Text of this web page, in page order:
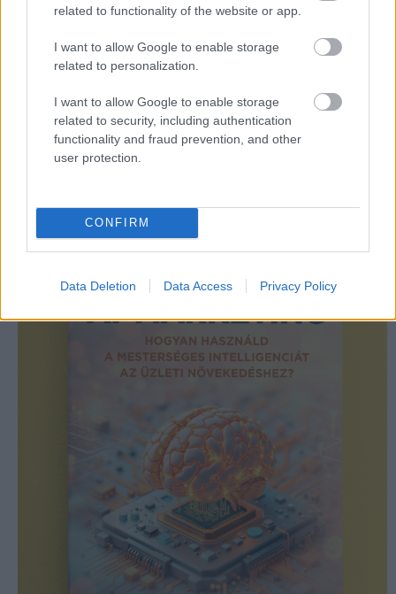
related to functionality of the website or app.
I want to allow Google to enable storage
related to personalization.
I want to allow Google to enable storage
related to security, including authentication
functionality and fraud prevention, and other
user protection.
CONFIRM
Data Deletion Data Access Privacy Policy
illeszkedik-e a márka értékeihez
támogatja-e a hosszú távú bizalomépítést,
és valódi üzleti célt szolgál-e.
Aki ezekre a kérdésekre nem ad előre őszinte
választ, annak a virtuális influencer nem megoldás,
hanem újabb kockázati tényező lesz a
marketingstratégiában.